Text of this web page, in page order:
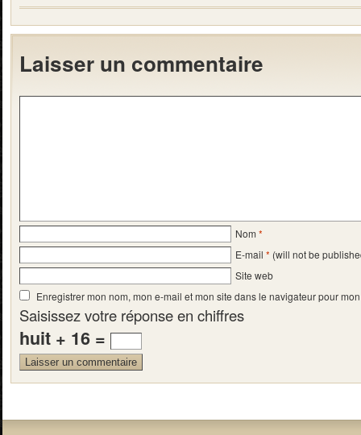
Laisser un commentaire
Nom *
E-mail * (will not be
Site web
Enregistrer mon nom, mon e-mail et mon site dans le navigateur pour
Saisissez votre réponse en chiffres
huit + 16 =